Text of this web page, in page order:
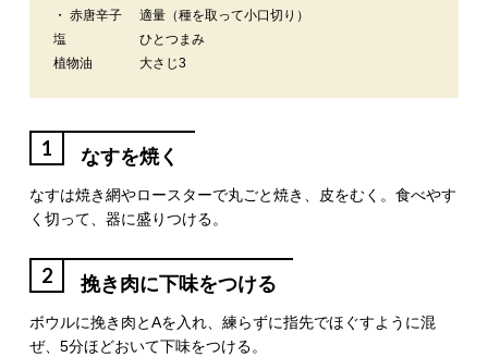
・ 赤唐辛子
適量（種を取って小口切り）
塩
ひとつまみ
植物油
大さじ3
1 なすを焼く
なすは焼き網やロースターで丸ごと焼き、皮をむく。食べやす
く切って、器に盛りつける。
2 挽き肉に下味をつける
ボウルに挽き肉とAを入れ、練らずに指先でほぐすように混
ぜ、5分ほどおいて下味をつける。